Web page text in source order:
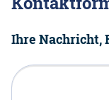
Ihre Nachricht,